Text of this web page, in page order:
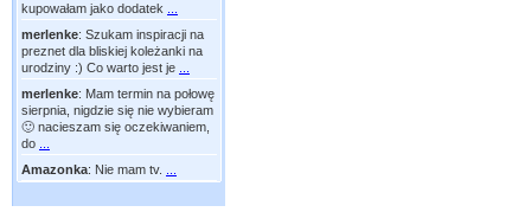
kupowałam jako dodatek
merlenke: Szukam inspiracji na
preznet dla bliskiej koleżanki na
urodziny :) Co warto jest je
merlenke: Mam termin na połowę
sierpnia, nigdzie się nie wybieram
🙂 nacieszam się oczekiwaniem,
do
Amazonka: Nie mam tv.